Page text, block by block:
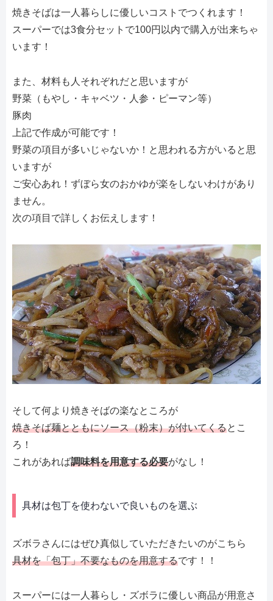
焼きそばは一人暮らしに優しいコストでつくれます！
スーパーでは3食分セットで100円以内で購入が出来ちゃ
います！
また、材料も人それぞれだと思いますが
野菜（もやし・キャベツ・人参・ピーマン等）
豚肉
上記で作成が可能です！
野菜の項目が多いじゃないか！と思われる方がいると思
いますが
ご安心あれ！ずぼら女のおかゆが楽をしないわけがあり
ません。
次の項目で詳しくお伝えします！
そして何より焼きそばの楽なところが
焼きそば麺とともにソース（粉末）が付いてくるとこ
ろ！
これがあれば調味料を用意する必要がなし！
具材は包丁を使わないで良いものを選ぶ
ズボラさんにはぜひ真似していただきたいのがこちら
具材を「包丁」不要なものを用意するです！！
スーパーには一人暮らし・ズボラに優しい商品が用意さ